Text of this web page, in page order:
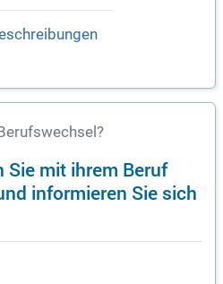
Sie mit ihrem Beruf
informieren Sie sich